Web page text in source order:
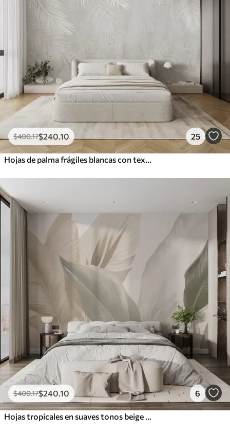
$400.17$240 .10 25
$400.17$240 .10 6